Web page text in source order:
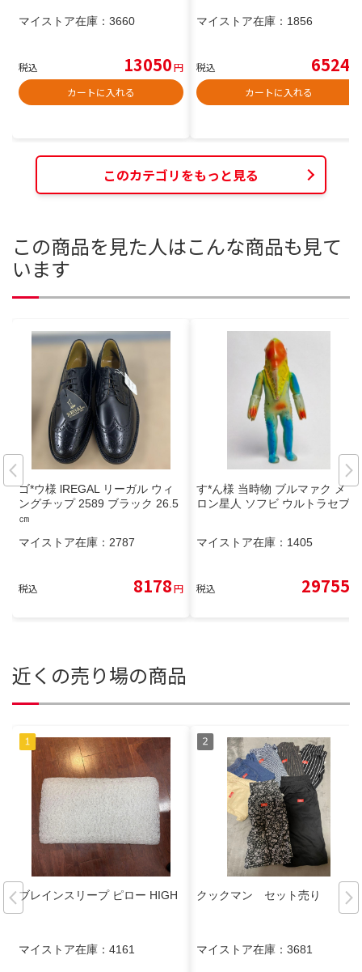
マイストア在庫： 3660
税込 13050円
カートに入れる
マイストア在庫： 1856
税込 6524
カートに入れる
このカテゴリをもっと見る
この商品を見た人はこんな商品も見て
います
ゴ*ウ様 lREGAL リーガル ウィ
ングチップ 2589 ブラック 26.5
㎝
マイストア在庫： 2787
税込 8178円
す*ん様 当時物 ブルマァク メト
ロン星人 ソフビ ウルトラセブン
マイストア在庫： 1405
税込 29755
近くの売り場の商品
ブレインスリープ ピロー HIGH
マイストア在庫： 4161
クックマン セット売り
マイストア在庫： 3681